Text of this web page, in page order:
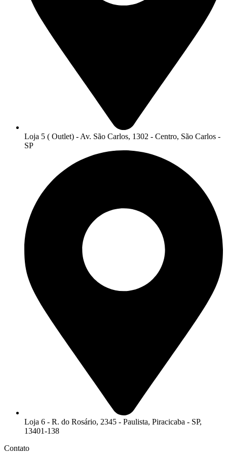
Loja 5 ( Outlet) - Av. São Carlos, 1302 - Centro, São Carlos -
SP
Loja 6 - R. do Rosário, 2345 - Paulista, Piracicaba - SP,
13401-138
Contato